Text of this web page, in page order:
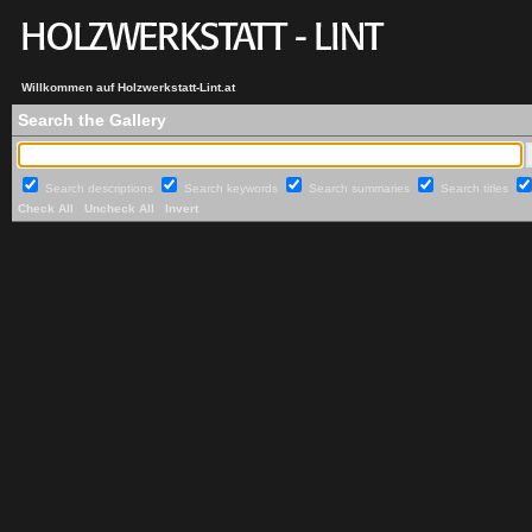
Willkommen auf Holzwerkstatt-Lint.at
Search the Gallery
Search descriptions Search keywords Search summaries Search titles
Check All
Uncheck All Invert